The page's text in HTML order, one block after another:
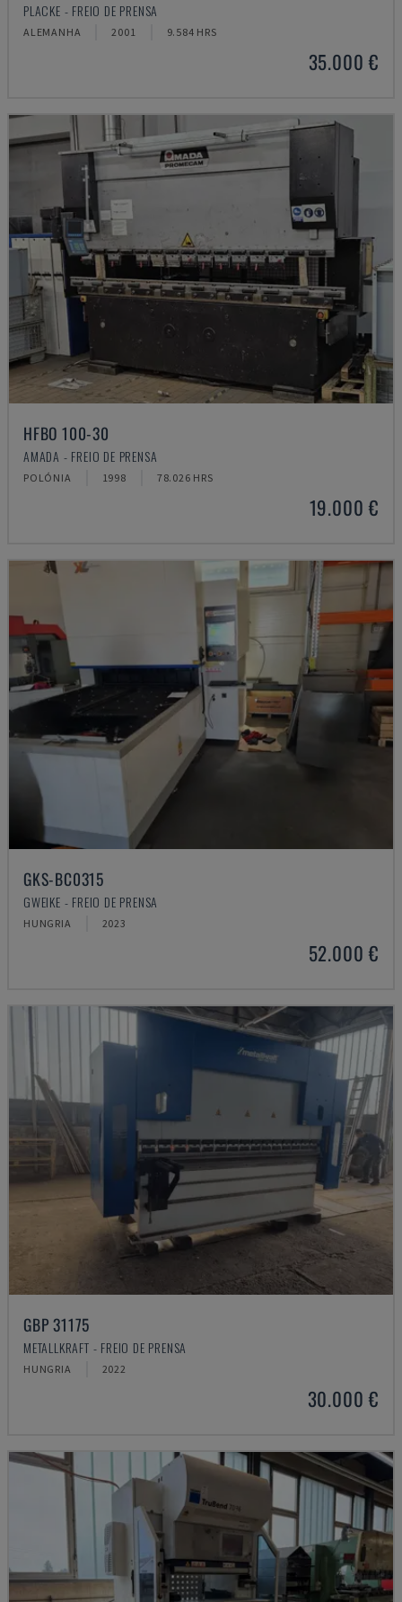
PLACKE - FREIO DE PRENSA
ALEMANHA 2001 9.584 HRS
35.000 €
HFBO 100-30
AMADA - FREIO DE PRENSA
POLÓNIA 1998 78.026 HRS
19.000 €
GKS-BC0315
GWEIKE - FREIO DE PRENSA
HUNGRIA 2023
52.000 €
GBP 31175
METALLKRAFT - FREIO DE PRENSA
HUNGRIA 2022
30.000 €